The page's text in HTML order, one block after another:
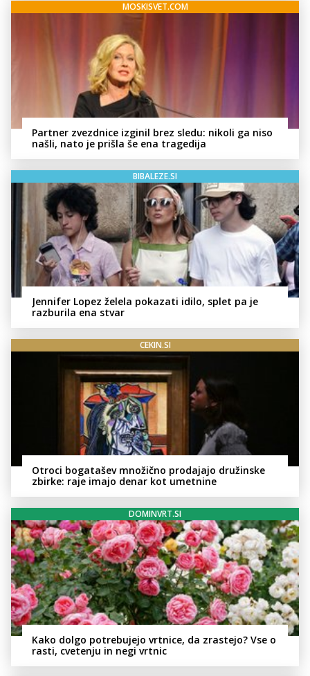
MOSKISVET.COM
Partner zvezdnice izginil brez sledu: nikoli ga niso
našli, nato je prišla še ena tragedija
BIBALEZE.SI
Jennifer Lopez želela pokazati idilo, splet pa je
razburila ena stvar
CEKIN.SI
Otroci bogatašev množično prodajajo družinske
zbirke: raje imajo denar kot umetnine
DOMINVRT.SI
Kako dolgo potrebujejo vrtnice, da zrastejo? Vse o
rasti, cvetenju in negi vrtnic